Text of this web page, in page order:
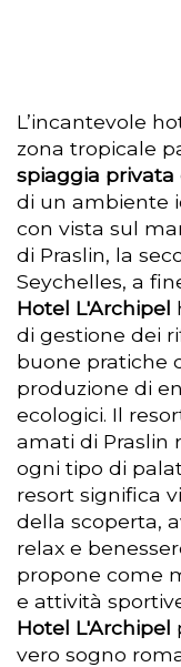
L’incantevole
zona tropicale
spiaggia privata
di un ambiente
con vista sul
di Praslin, la
Seychelles, a
Hotel L'Archipel
di gestione dei
buone pratiche
produzione di
ecologici. Il
amati di Praslin
ogni tipo di
resort significa
della scoperta,
relax e
propone come
e attività
Hotel L'Archipel
vero sogno